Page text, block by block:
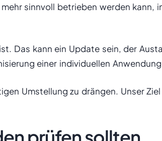
sinnvoll betrieben werden kann,
Das kann ein Update sein, der
einer individuellen
Umstellung zu drängen. Unser